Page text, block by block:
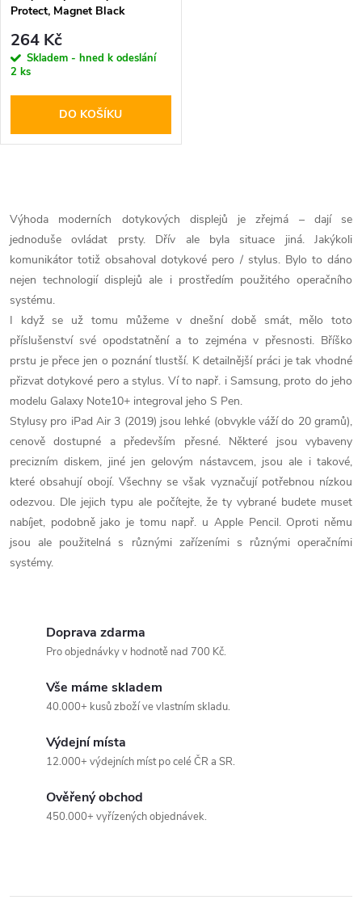
Protect, Magnet Black
264 Kč
Skladem - hned k odeslání
2 ks
DO KOŠÍKU
v
l
á
d
a
c
í
p
r
v
k
y
Výhoda moderních dotykových displejů je zřejmá – dají se
jednoduše ovládat prsty. Dřív ale byla situace jiná. Jakýkoli
komunikátor totiž obsahoval dotykové pero / stylus. Bylo to dáno
nejen technologií displejů ale i prostředím použitého operačního
systému.
I když se už tomu můžeme v dnešní době smát, mělo toto
příslušenství své opodstatnění a to zejména v přesnosti. Bříško
prstu je přece jen o poznání tlustší. K detailnější práci je tak vhodné
přizvat dotykové pero a stylus. Ví to např. i Samsung, proto do jeho
modelu Galaxy Note10+ integroval jeho S Pen.
Stylusy pro iPad Air 3 (2019) jsou lehké (obvykle váží do 20 gramů),
cenově dostupné a především přesné. Některé jsou vybaveny
precizním diskem, jiné jen gelovým nástavcem, jsou ale i takové,
které obsahují obojí. Všechny se však vyznačují potřebnou nízkou
odezvou. Dle jejich typu ale počítejte, že ty vybrané budete muset
nabíjet, podobně jako je tomu např. u Apple Pencil. Oproti němu
jsou ale použitelná s různými zařízeními s různými operačními
systémy.
Doprava zdarma
Pro objednávky v hodnotě nad 700 Kč.
Vše máme skladem
40.000+ kusů zboží ve vlastním skladu.
Výdejní místa
12.000+ výdejních míst po celé ČR a SR.
Ověřený obchod
450.000+ vyřízených objednávek.